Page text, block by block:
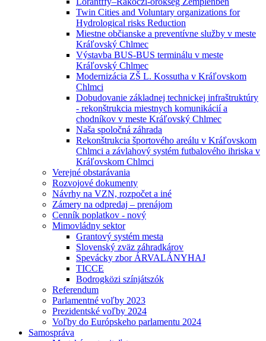
Twin Cities and Voluntary organizations for
Hydrological risks Reduction
Miestne občianske a preventívne služby v meste
Kráľovský Chlmec
Výstavba BUS-BUS terminálu v meste
Kráľovský Chlmec
Modernizácia ZŠ L. Kossutha v Kráľovskom
Chlmci
Dobudovanie základnej technickej infraštruktúry
- rekonštrukcia miestnych komunikácií a
chodníkov v meste Kráľovský Chlmec
Naša spoločná záhrada
Rekonštrukcia športového areálu v Kráľovskom
Chlmci a závlahový systém futbalového ihriska v
Kráľovskom Chlmci
Verejné obstarávania
Rozvojové dokumenty
Návrhy na VZN, rozpočet a iné
Zámery na odpredaj – prenájom
Cenník poplatkov - nový
Mimovládny sektor
Grantový systém mesta
Slovenský zväz záhradkárov
Spevácky zbor ÁRVALÁNYHAJ
TICCE
Bodrogközi színjátszók
Referendum
Parlamentné voľby 2023
Prezidentské voľby 2024
Voľby do Európskeho parlamentu 2024
Samospráva